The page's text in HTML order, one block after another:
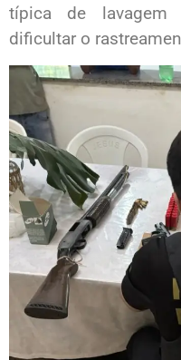
típica de lavagem
dificultar o